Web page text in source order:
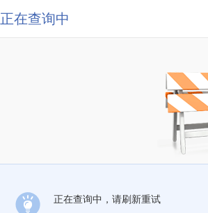
正在查询中
正在查询中，请刷新重试